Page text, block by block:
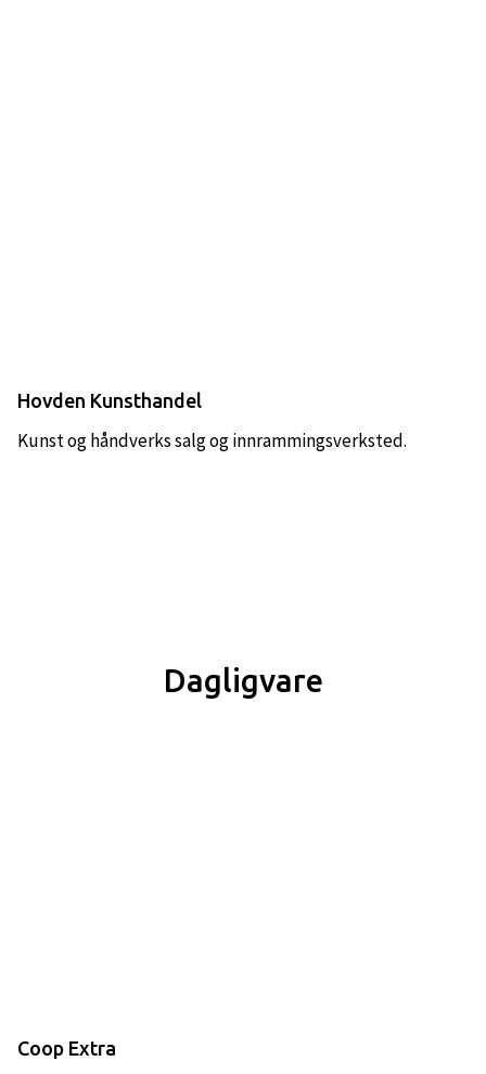
Hovden Kunsthandel
Kunst og håndverks salg og innrammingsverksted.
Dagligvare
Coop Extra